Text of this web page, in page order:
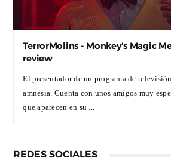
TerrorMolins - Monkey's Magic
review
El presentador de un programa de
amnesia. Cuenta con unos amigos muy
que aparecen en su ...
REDES SOCIALES